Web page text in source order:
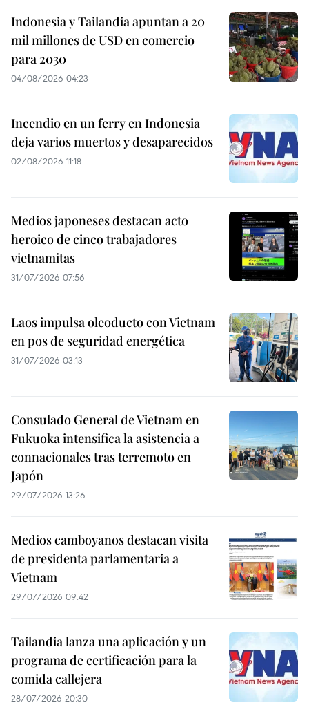
Indonesia y Tailandia apuntan a 20
mil millones de USD en comercio
para 2030
04/08/2026 04:23
Incendio en un ferry en Indonesia
deja varios muertos y desaparecidos
02/08/2026 11:18
Medios japoneses destacan acto
heroico de cinco trabajadores
vietnamitas
31/07/2026 07:56
Laos impulsa oleoducto con Vietnam
en pos de seguridad energética
31/07/2026 03:13
Consulado General de Vietnam en
Fukuoka intensifica la asistencia a
connacionales tras terremoto en
Japón
29/07/2026 13:26
Medios camboyanos destacan visita
de presidenta parlamentaria a
Vietnam
29/07/2026 09:42
Tailandia lanza una aplicación y un
programa de certificación para la
comida callejera
28/07/2026 20:30